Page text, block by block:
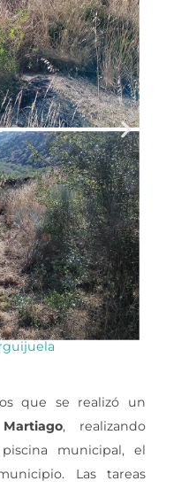
que se realizó un
Martiago, realizando
municipal, el
Las tareas